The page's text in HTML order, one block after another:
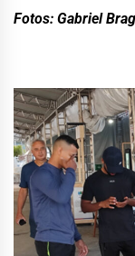
Fotos: Gabriel